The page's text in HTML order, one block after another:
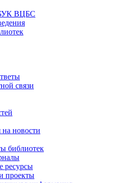
ВЦБС
связи
на новости
библиотек
ресурсы
проекты